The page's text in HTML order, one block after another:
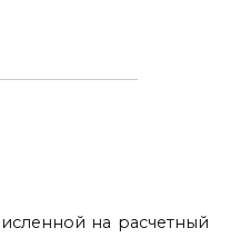
на расчетный